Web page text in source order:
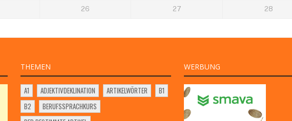
26 27 28
THEMEN
A1 ADJEKTIVDEKLINATION ARTIKELWÖRTER
B1
B2
BERUFSSPRACHKURS
WERBUNG